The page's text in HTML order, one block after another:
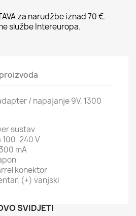
za narudžbe iznad 70 €.
službe Intereuropa.
/ napajanje 9V, 1300
sustav
240 V
mA
konektor
(+) vanjski
SVIDJETI